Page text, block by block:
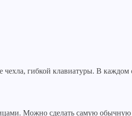
гибкой клавиатуры. В каждом
Можно сделать самую обычную